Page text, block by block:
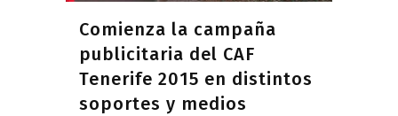
Comienza la campaña
publicitaria del CAF
Tenerife 2015 en distintos
soportes y medios